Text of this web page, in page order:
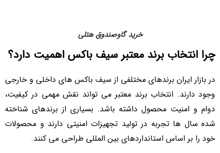
خرید گاوصندوق هتلی
چرا انتخاب برند معتبر سیف باکس اهمیت دارد؟
در بازار ایران برندهای مختلفی از سیف باکس های داخلی و خارجی
وجود دارند. انتخاب برند معتبر می تواند نقش مهمی در کیفیت،
دوام و امنیت محصول داشته باشد. بسیاری از برندهای شناخته
شده سال ها تجربه در تولید تجهیزات امنیتی دارند و محصولات
خود را بر اساس استانداردهای بین المللی طراحی می کنند.